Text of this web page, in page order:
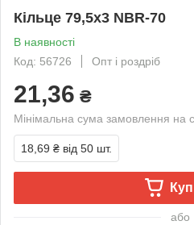
Кільце 79,5х3 NBR-70
В наявності
Код: 56726
Опт і роздріб
21,36 ₴
Мінімальна сума замовлення на
18,69 ₴ від 50 шт.
або